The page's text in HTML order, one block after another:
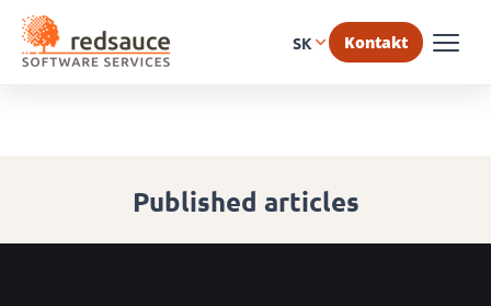
SK Kontakt
Published articles